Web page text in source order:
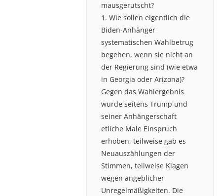
mausgerutscht?
1. Wie sollen eigentlich die
Biden-Anhänger
systematischen Wahlbetrug
begehen, wenn sie nicht an
der Regierung sind (wie etwa
in Georgia oder Arizona)?
Gegen das Wahlergebnis
wurde seitens Trump und
seiner Anhängerschaft
etliche Male Einspruch
erhoben, teilweise gab es
Neuauszählungen der
Stimmen, teilweise Klagen
wegen angeblicher
Unregelmäßigkeiten. Die